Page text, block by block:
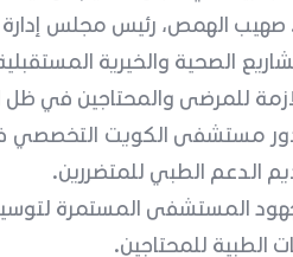
صهيب الهمص، رئيس مجلس
الصحية والخيرية
للمرضى والمحتاجين في
مستشفى الكويت التخصصي
الدعم الطبي للمتضررين.
المستشفى المستمرة
الطبية للمحتاجين.